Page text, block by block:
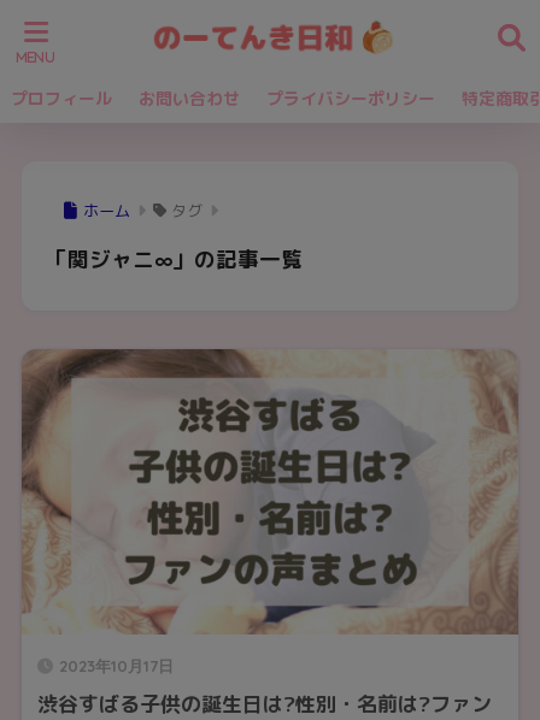
プロフィール お問い合わせ プライバシーポリシー 特定商取
ホーム タグ
「関ジャニ∞」の記事一覧
2023年10月17日
渋谷すばる子供の誕生日は?性別・名前は?ファン